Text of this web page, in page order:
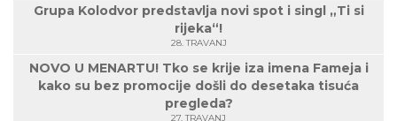
Grupa Kolodvor predstavlja novi spot i singl „Ti si
rijeka“!
28. TRAVANJ
NOVO U MENARTU! Tko se krije iza imena Fameja i
kako su bez promocije došli do desetaka tisuća
pregleda?
27. TRAVANJ